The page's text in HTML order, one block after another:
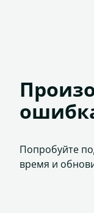
Попробуйте
время и